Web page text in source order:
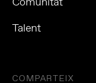
Talent
COMPARTEIX